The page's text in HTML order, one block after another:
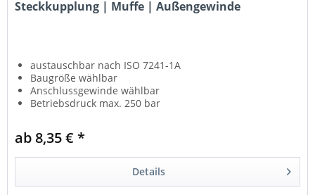
Steckkupplung | Muffe | Außengewinde
austauschbar nach ISO 7241-1A
Baugröße wählbar
Anschlussgewinde wählbar
Betriebsdruck max. 250 bar
ab 8,35 € *
Details